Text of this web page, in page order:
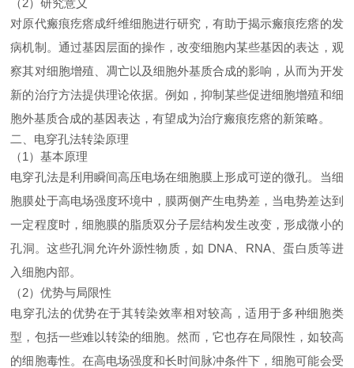
（2）研究意义
对原代瘢痕疙瘩成纤维细胞进行研究，有助于揭示瘢痕疙瘩的发
病机制。通过基因层面的操作，改变细胞内某些基因的表达，观
察其对细胞增殖、凋亡以及细胞外基质合成的影响，从而为开发
新的治疗方法提供理论依据。例如，抑制某些促进细胞增殖和细
胞外基质合成的基因表达，有望成为治疗瘢痕疙瘩的新策略。
二、电穿孔法转染原理
（1）基本原理
电穿孔法是利用瞬间高压电场在细胞膜上形成可逆的微孔。当细
胞膜处于高电场强度环境中，膜两侧产生电势差，当电势差达到
一定程度时，细胞膜的脂质双分子层结构发生改变，形成微小的
孔洞。这些孔洞允许外源性物质，如 DNA、RNA、蛋白质等进
入细胞内部。
（2）优势与局限性
电穿孔法的优势在于其转染效率相对较高，适用于多种细胞类
型，包括一些难以转染的细胞。然而，它也存在局限性，如较高
的细胞毒性。在高电场强度和长时间脉冲条件下，细胞可能会受